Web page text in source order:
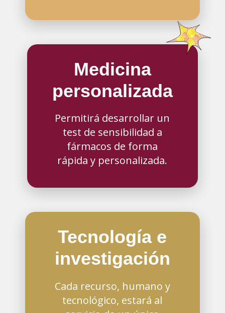
Medicina
personalizada
Permitirá desarrollar un
test de sensibilidad a
fármacos de forma
rápida y personalizada.
Tecnología e
investigación
Cada recurso, humano y
tecnológico, estará al